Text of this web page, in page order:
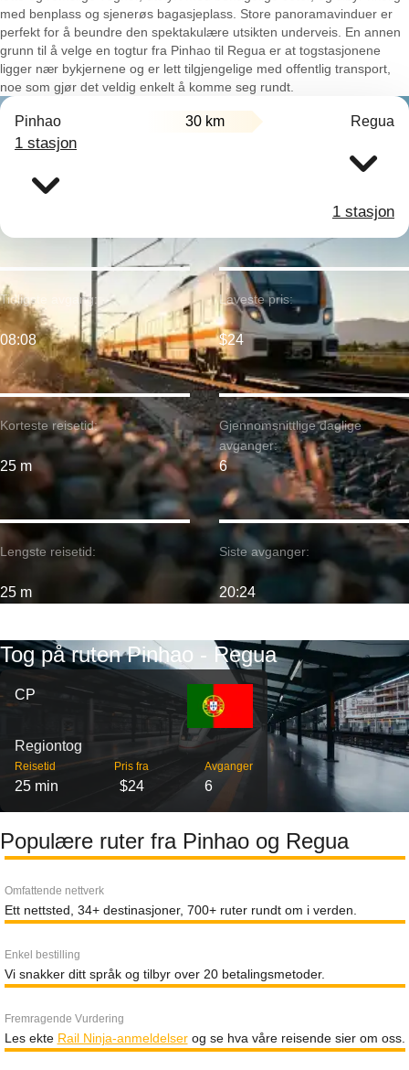
med benplass og sjenerøs bagasjeplass. Store panoramavinduer er
perfekt for å beundre den spektakulære utsikten underveis. En annen
grunn til å velge en togtur fra Pinhao til Regua er at togstasjonene
ligger nær bykjernene og er lett tilgjengelige med offentlig transport,
noe som gjør det veldig enkelt å komme seg rundt.
Pinhao 30 km Regua
1 stasjon
1 stasjon
Korteste reisetid:
25 m
Tidligste avgang:
08:08
Lengste reisetid:
25 m
Laveste pris:
$24
Gjennomsnittlige daglige
avganger:
6
Siste avganger:
20:24
Tog på ruten Pinhao - Regua
CP
Regiontog
Reisetid
25 min
Pris fra
$24
Avganger
6
Populære ruter fra Pinhao og Regua
Omfattende nettverk
Ett nettsted, 34+ destinasjoner, 700+ ruter rundt om i verden.
Enkel bestilling
Vi snakker ditt språk og tilbyr over 20 betalingsmetoder.
Fremragende Vurdering
Les ekte Rail Ninja-anmeldelserog se hva våre reisende sier om oss.